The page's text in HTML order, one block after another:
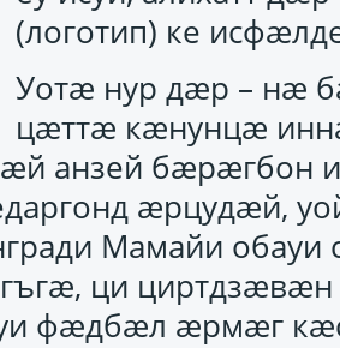
(логотип) ке
Уотæ нур дæр – нæ
цæттæ кæнунцæ
анзей
æрцудæй,
Мамайи
ци
фæдбæл æрмæг